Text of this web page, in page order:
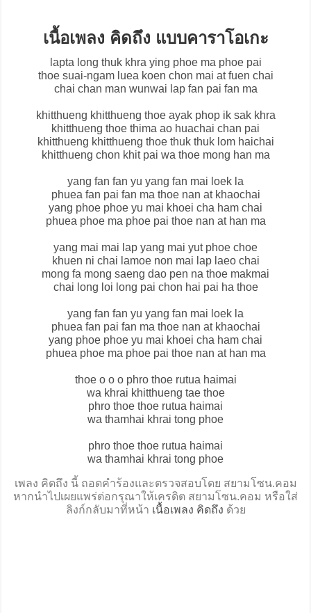
เนื้อเพลง คิดถึง แบบคาราโอเกะ
lapta long thuk khra ying phoe ma phoe pai
thoe suai-ngam luea koen chon mai at fuen chai
chai chan man wunwai lap fan pai fan ma
khitthueng khitthueng thoe ayak phop ik sak khra
khitthueng thoe thima ao huachai chan pai
khitthueng khitthueng thoe thuk thuk lom haichai
khitthueng chon khit pai wa thoe mong han ma
yang fan fan yu yang fan mai loek la
phuea fan pai fan ma thoe nan at khaochai
yang phoe phoe yu mai khoei cha ham chai
phuea phoe ma phoe pai thoe nan at han ma
yang mai mai lap yang mai yut phoe choe
khuen ni chai lamoe non mai lap laeo chai
mong fa mong saeng dao pen na thoe makmai
chai long loi long pai chon hai pai ha thoe
yang fan fan yu yang fan mai loek la
phuea fan pai fan ma thoe nan at khaochai
yang phoe phoe yu mai khoei cha ham chai
phuea phoe ma phoe pai thoe nan at han ma
thoe o o o phro thoe rutua haimai
wa khrai khitthueng tae thoe
phro thoe thoe rutua haimai
wa thamhai khrai tong phoe
phro thoe thoe rutua haimai
wa thamhai khrai tong phoe
เพลง คิดถึง นี้ ถอดคำร้องและตรวจสอบโดย สยามโซน.คอม
หากนำไปเผยแพร่ต่อกรุณาให้เครดิต สยามโซน.คอม หรือใส่
ลิงก์กลับมาที่หน้า เนื้อเพลง คิดถึง ด้วย